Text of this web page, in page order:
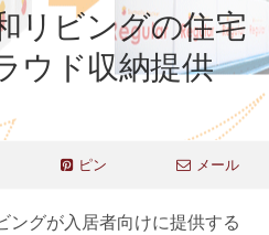
リビングの住宅
ウド収納提供
ピン メール
ングが入居者向けに提供する